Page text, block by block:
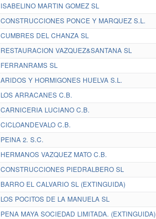
ISABELINO MARTIN GOMEZ SL
CONSTRUCCIONES PONCE Y MARQUEZ S.L.
CUMBRES DEL CHANZA SL
RESTAURACION VAZQUEZ&SANTANA SL
FERRANRAMS SL
ARIDOS Y HORMIGONES HUELVA S.L.
LOS ARRACANES C.B.
CARNICERIA LUCIANO C.B.
CICLOANDEVALO C.B.
PEINA 2. S.C.
HERMANOS VAZQUEZ MATO C.B.
CONSTRUCCIONES PIEDRALBERO SL
BARRO EL CALVARIO SL (EXTINGUIDA)
LOS POCITOS DE LA MANUELA SL
PENA MAYA SOCIEDAD LIMITADA. (EXTINGUIDA)